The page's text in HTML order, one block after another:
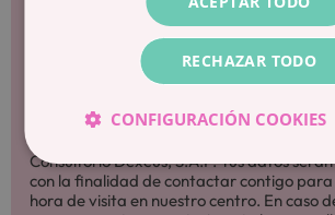
Autorizo el tratamiento de mis
contacto y acepto lapolítica de
Consultorio Dexeus, S.A.P. Tus datos
con la finalidad de contactar contigo
hora de visita en nuestro centro. En caso
RECHAZAR TODO
CONFIGURACIÓN COOKIES